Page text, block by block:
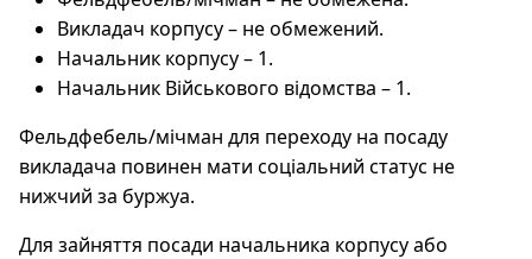
Викладач корпусу – не обмежений.
Начальник корпусу – 1.
Начальник Військового відомства – 1.
Фельдфебель/мічман для переходу на посаду
викладача повинен мати соціальний статус не
нижчий за буржуа.
Для зайняття посади начальника корпусу або